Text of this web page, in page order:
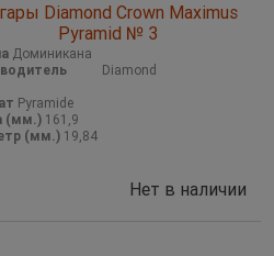
Diamond Crown Maximus
Pyramid № 3
Доминикана
Diamond
Pyramide
(мм.) 161,9
(мм.) 19,84
Нет в наличии